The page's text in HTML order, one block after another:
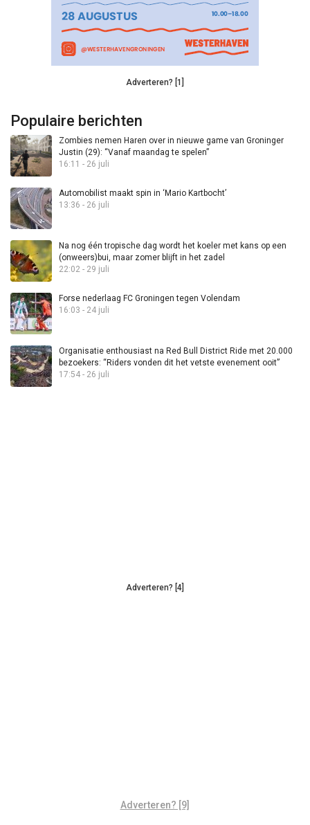
Adverteren? [1]
Populaire berichten
Zombies nemen Haren over in nieuwe game van Groninger
Justin (29): “Vanaf maandag te spelen”
16:11 - 26 juli
Automobilist maakt spin in ‘Mario Kartbocht’
13:36 - 26 juli
Na nog één tropische dag wordt het koeler met kans op een
(onweers)bui, maar zomer blijft in het zadel
22:02 - 29 juli
Forse nederlaag FC Groningen tegen Volendam
16:03 - 24 juli
Organisatie enthousiast na Red Bull District Ride met 20.000
bezoekers: “Riders vonden dit het vetste evenement ooit”
17:54 - 26 juli
Adverteren? [4]
Adverteren? [9]